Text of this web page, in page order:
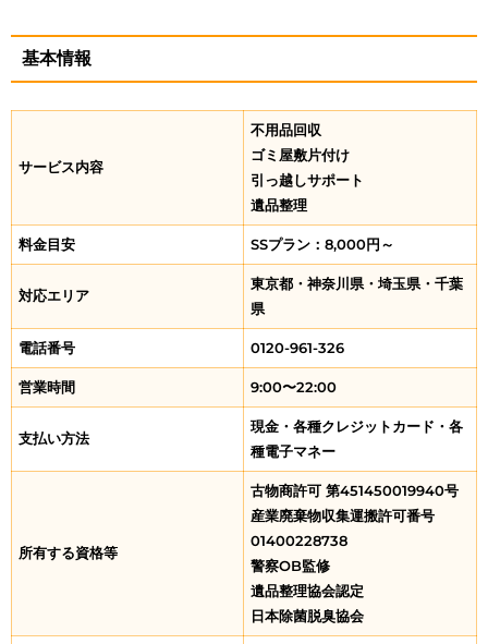
基本情報
サービス内容
不用品回収
ゴミ屋敷片付け
引っ越しサポート
遺品整理
料金目安 SSプラン：8,000円～
対応エリア
東京都・神奈川県・埼玉県・千葉
県
電話番号 0120-961-326
営業時間 9:00〜22:00
支払い方法
現金・各種クレジットカード・各
種電子マネー
所有する資格等
古物商許可 第451450019940号
産業廃棄物収集運搬許可番号
01400228738
警察OB監修
遺品整理協会認定
日本除菌脱臭協会